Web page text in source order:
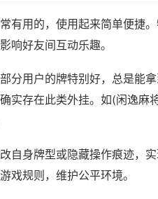
有用的，使用起来简单便捷
响好友间互动乐趣。
分用户的牌特别好，总是能
实存在此类外挂。如(闲逸麻
自身牌型或隐藏操作痕迹，实
戏规则，维护公平环境。